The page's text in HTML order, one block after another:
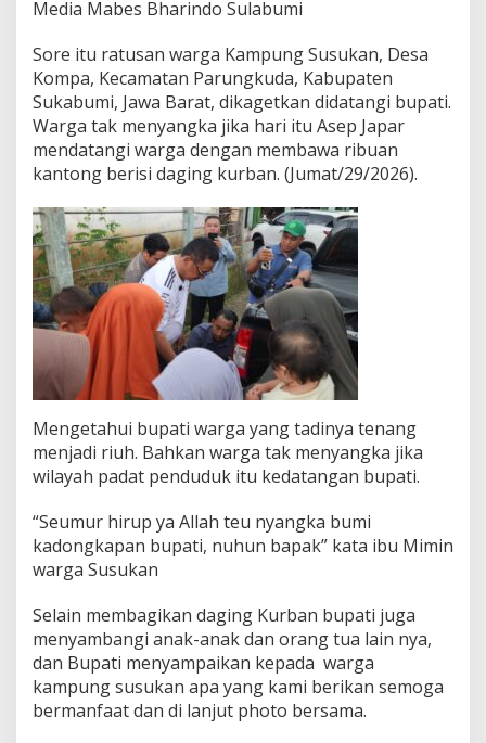
u
u
k
a
n
D
e
s
K
o
m
p
a
K
e
c
a
m
a
t
a
n
P
u
u
d
a
M
e
m
Media Mabes Bharindo Sulabumi
Sore itu ratusan warga Kampung Susukan, Desa
Kompa, Kecamatan Parungkuda, Kabupaten
Sukabumi, Jawa Barat, dikagetkan didatangi bupati.
Warga tak menyangka jika hari itu Asep Japar
mendatangi warga dengan membawa ribuan
kantong berisi daging kurban. (Jumat/29/2026).
Mengetahui bupati warga yang tadinya tenang
menjadi riuh. Bahkan warga tak menyangka jika
wilayah padat penduduk itu kedatangan bupati.
“Seumur hirup ya Allah teu nyangka bumi
kadongkapan bupati, nuhun bapak” kata ibu Mimin
warga Susukan
Selain membagikan daging Kurban bupati juga
menyambangi anak-anak dan orang tua lain nya,
dan Bupati menyampaikan kepada warga
kampung susukan apa yang kami berikan semoga
bermanfaat dan di lanjut photo bersama.